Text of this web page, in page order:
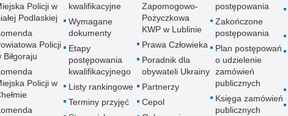
Policji w
Podlaskiej
Policji
Biłgoraju
Policji w
kwalifikacyjne
Wymagane
dokumenty
Etapy
postępowania
kwalifikacyjnego
Listy rankingowe
Terminy przyjęć
Zapomogowo-
Pożyczkowa
KWP w Lublinie
Prawa Człowieka
Poradnik dla
obywateli Ukrainy
Partnerzy
Cepol
postępowania
Zakończone
postępowania
Plan postępowań
o udzielenie
zamówień
publicznych
Księga zamówień
publicznych